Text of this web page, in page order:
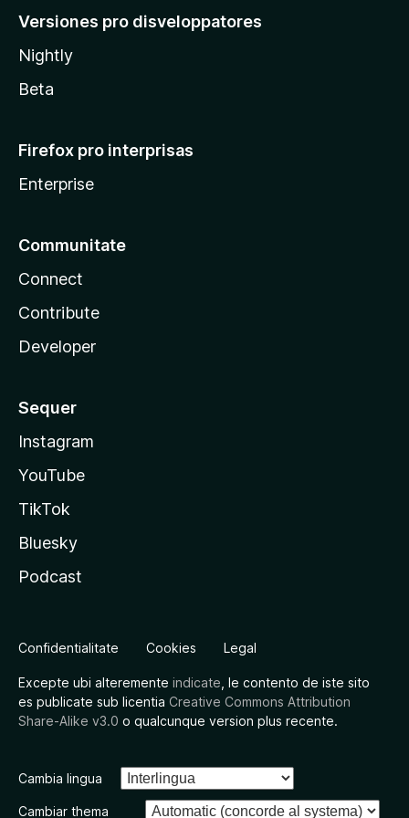
Versiones pro disveloppatores
Nightly
Beta
Firefox pro interprisas
Enterprise
Communitate
Connect
Contribute
Developer
Sequer
Instagram
YouTube
TikTok
Bluesky
Podcast
Confidentialitate Cookies Legal
Excepte ubi alteremente indicate , le contento de iste sito
es publicate sub licentia Creative Commons Attribution
Share-Alike v3.0 o qualcunque version plus recente.
Cambia lingua
Cambiar thema